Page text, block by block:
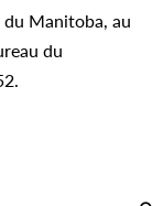
Manitoba, au
du